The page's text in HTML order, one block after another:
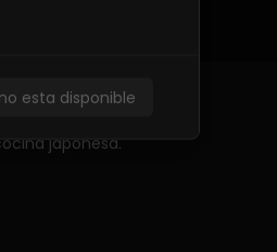
japonesa.
esta disponible